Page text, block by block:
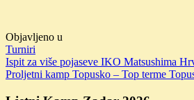
Objavljeno u
Turniri
Navigacija
objava
Ispit za više pojaseve IKO Matsushima
Proljetni kamp Topusko – Top terme